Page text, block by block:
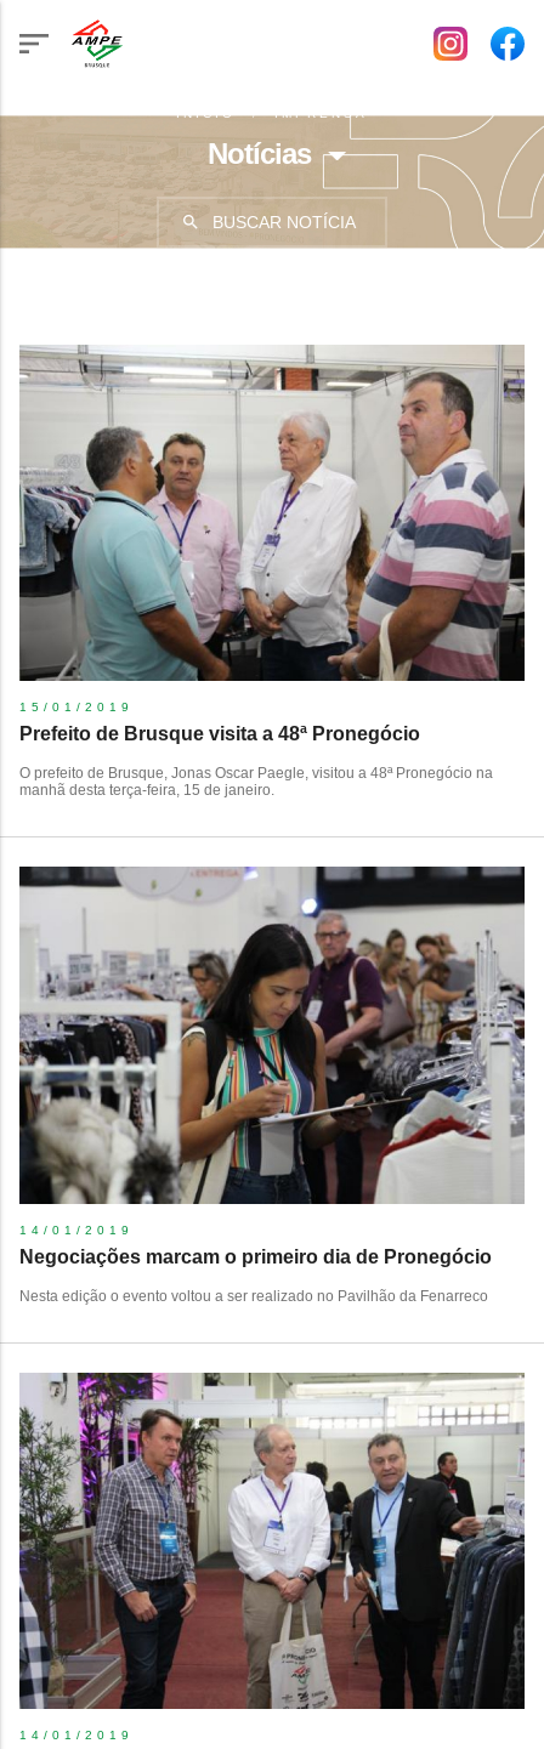
INÍCIO IMPRENSA
Notícias
BUSCAR NOTÍCIA
15/01/2019
Prefeito de Brusque visita a 48ª Pronegócio
​O prefeito de Brusque, Jonas Oscar Paegle, visitou a 48ª Pronegócio na
manhã desta terça-feira, 15 de janeiro.
14/01/2019
Negociações marcam o primeiro dia de Pronegócio
Nesta edição o evento voltou a ser realizado no Pavilhão da Fenarreco
14/01/2019